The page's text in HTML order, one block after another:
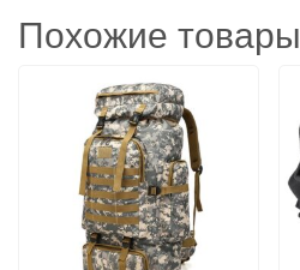
Похожие товары